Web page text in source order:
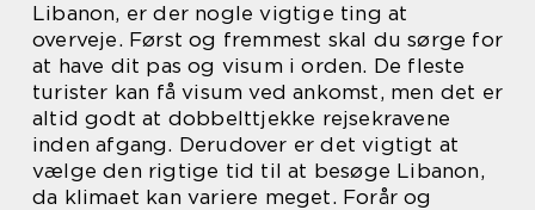
Libanon, er der nogle vigtige ting at
overveje. Først og fremmest skal du sørge for
at have dit pas og visum i orden. De fleste
turister kan få visum ved ankomst, men det er
altid godt at dobbelttjekke rejsekravene
inden afgang. Derudover er det vigtigt at
vælge den rigtige tid til at besøge Libanon,
da klimaet kan variere meget. Forår og